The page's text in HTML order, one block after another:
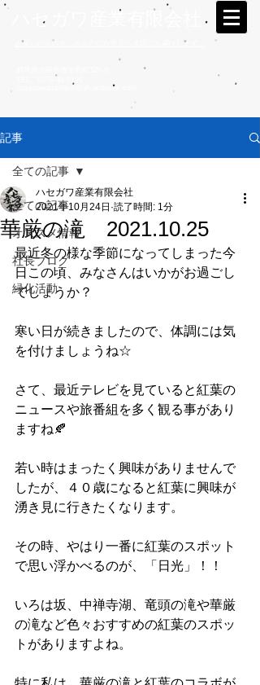
ハセガワ産業有限会社
お探しのものを、あなたのお手元へ大切にお届けします。
hasegawasangyo@ah.wakwak.com
記事
全ての記事
オススメ情報
社長ブログ
緑化活動
全ての記事
華厳の滝 2021.10.25
ハセガワ産業有限会社
2021年10月24日 読了時間: 1分
最近冬の様な季節になってしまった今
日この頃、みなさんはいかがお過ごし
でしょうか？
寒い日が続きましたので、体調には気
を付けましょうね☆
さて、最近テレビを見ていると紅葉の
ニュースや旅番組を多く観る事があり
ますね🍂
若い時はまったく興味がありませんで
したが、４０歳になると紅葉に興味が
湧き見に行きたくなります。
その時、やはり一番に紅葉のスポット
で思い浮かべるのが、「日光」！！
いろは坂、中禅寺湖、竜頭の滝や華厳
の滝など色々おすすめの紅葉のスポッ
トがありますよね。